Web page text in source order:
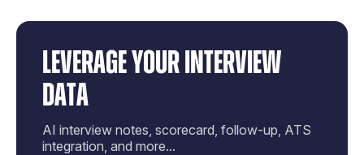
LEVERAGE YOUR INTERVIEW
DATA
AI interview notes, scorecard, follow-up, ATS
integration, and more...